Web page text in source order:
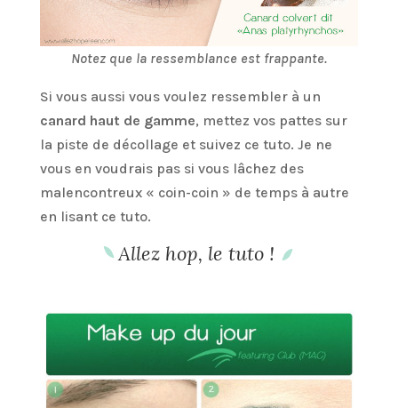
Notez que la ressemblance est frappante.
Si vous aussi vous voulez ressembler à un
canard haut de gamme, mettez vos pattes sur
la piste de décollage et suivez ce tuto. Je ne
vous en voudrais pas si vous lâchez des
malencontreux « coin-coin » de temps à autre
en lisant ce tuto.
Allez hop, le tuto !